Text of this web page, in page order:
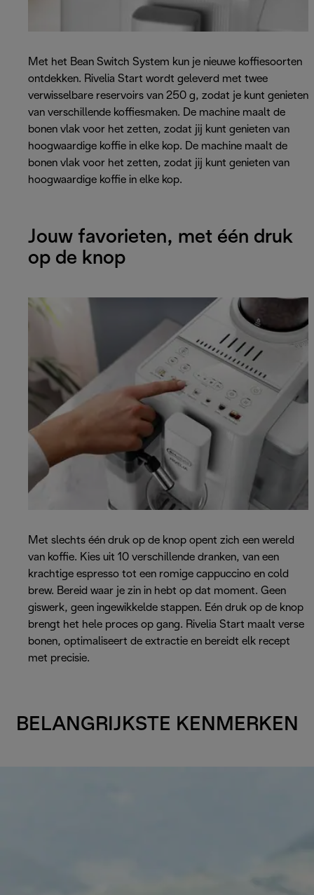
Met het Bean Switch System kun je nieuwe koffiesoorten
ontdekken. Rivelia Start wordt geleverd met twee
verwisselbare reservoirs van 250 g, zodat je kunt genieten
van verschillende koffiesmaken. De machine maalt de
bonen vlak voor het zetten, zodat jij kunt genieten van
hoogwaardige koffie in elke kop. De machine maalt de
bonen vlak voor het zetten, zodat jij kunt genieten van
hoogwaardige koffie in elke kop.
Jouw favorieten, met één druk
op de knop
Met slechts één druk op de knop opent zich een wereld
van koffie. Kies uit 10 verschillende dranken, van een
krachtige espresso tot een romige cappuccino en cold
brew. Bereid waar je zin in hebt op dat moment. Geen
giswerk, geen ingewikkelde stappen. Eén druk op de knop
brengt het hele proces op gang. Rivelia Start maalt verse
bonen, optimaliseert de extractie en bereidt elk recept
met precisie.
BELANGRIJKSTE KENMERKEN